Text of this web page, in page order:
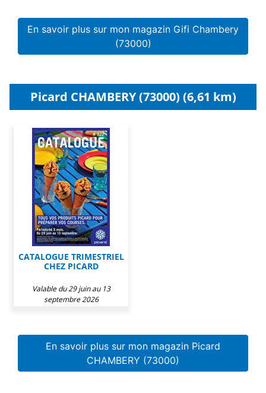
En savoir plus sur mon magazin Gifi Chambery
(73000)
Picard CHAMBERY (73000) (6,61 km)
CATALOGUE TRIMESTRIEL
CHEZ PICARD
Valable du 29 juin au 13
septembre 2026
En savoir plus sur mon magazin Picard
CHAMBERY (73000)